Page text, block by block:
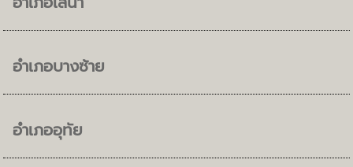
อำเภอบางซ้าย
อำเภออุทัย